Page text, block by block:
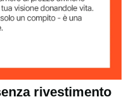
rivestimento